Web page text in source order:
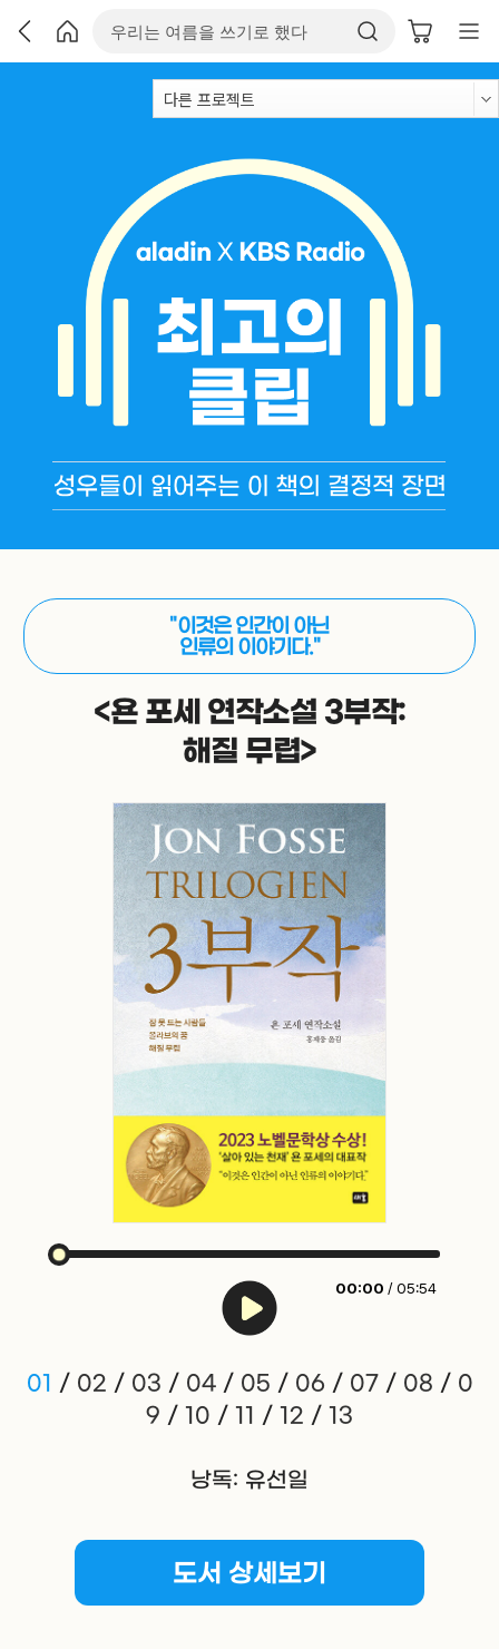
"이것은 인간이 아닌
인류의 이야기다."
<욘 포세 연작소설 3부작:
해질 무렵>
00:00 / 05:54
01 / 02 / 03 / 04/ 05 / 06 / 07/ 08 / 0
9 / 10 / 11 / 12 / 13
낭독: 유선일
도서 상세보기